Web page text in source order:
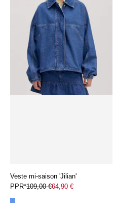
Veste mi-saison 'Jilian'
PPR*109,00 €64,90 €